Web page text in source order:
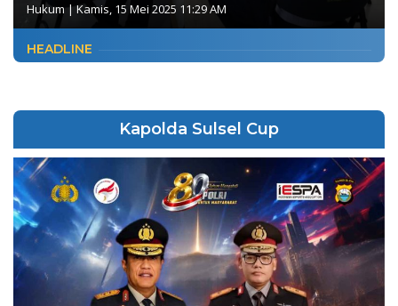
Hukum|Kamis, 15 Mei 2025 11:29 AM
HEADLINE
Kapolda Sulsel Cup